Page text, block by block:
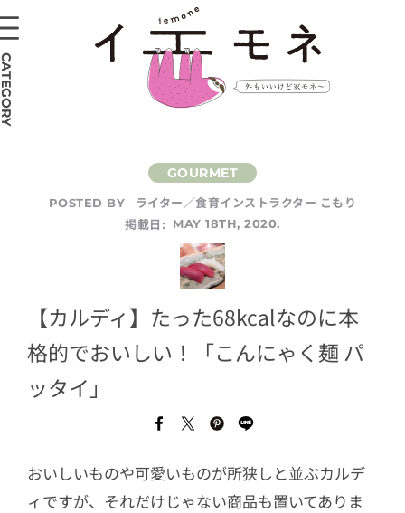
POSTED BY
ライター／食育インストラクター こもり
掲載日:
MAY 18TH, 2020.
【カルディ】たった68kcalなのに本
格的でおいしい！「こんにゃく麺 パ
ッタイ」
おいしいものや可愛いものが所狭しと並ぶカルデ
ィですが、それだけじゃない商品も置いてありま